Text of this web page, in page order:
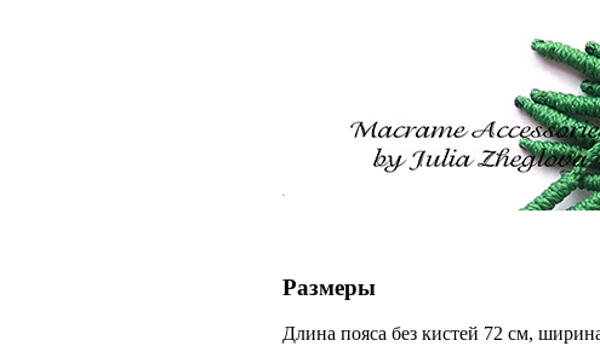
Размеры
Длина пояса без кистей 72 см,